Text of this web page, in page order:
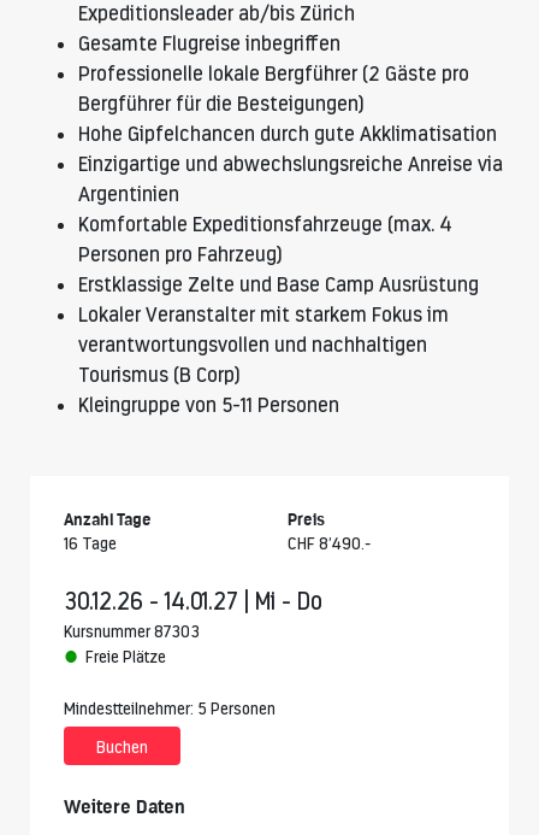
Expeditionsleader ab/bis Zürich
Gesamte Flugreise inbegriffen
Professionelle lokale Bergführer (2 Gäste pro
Bergführer für die Besteigungen)
Hohe Gipfelchancen durch gute Akklimatisation
Einzigartige und abwechslungsreiche Anreise via
Argentinien
Komfortable Expeditionsfahrzeuge (max. 4
Personen pro Fahrzeug)
Erstklassige Zelte und Base Camp Ausrüstung
Lokaler Veranstalter mit starkem Fokus im
verantwortungsvollen und nachhaltigen
Tourismus (B Corp)
Kleingruppe von 5-11 Personen
Anzahl Tage
16 Tage
Preis
CHF 8’490.-
30.12.26 - 14.01.27 | Mi - Do
Kursnummer 87303
Freie Plätze
Mindestteilnehmer: 5 Personen
Buchen
Weitere Daten